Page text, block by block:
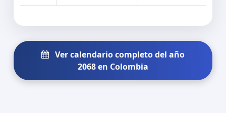
Ver calendario completo del año
2068 en Colombia